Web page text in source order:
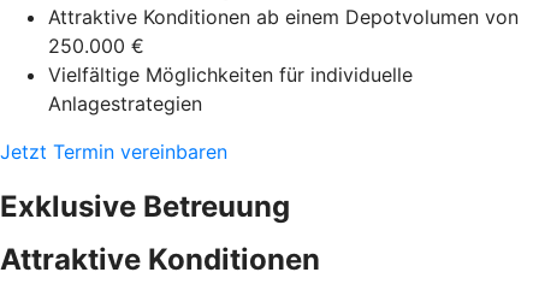
Attraktive Konditionen ab einem Depotvolumen von
250.000 €
Vielfältige Möglichkeiten für individuelle
Anlagestrategien
Jetzt Termin vereinbaren
Exklusive Betreuung
Attraktive Konditionen